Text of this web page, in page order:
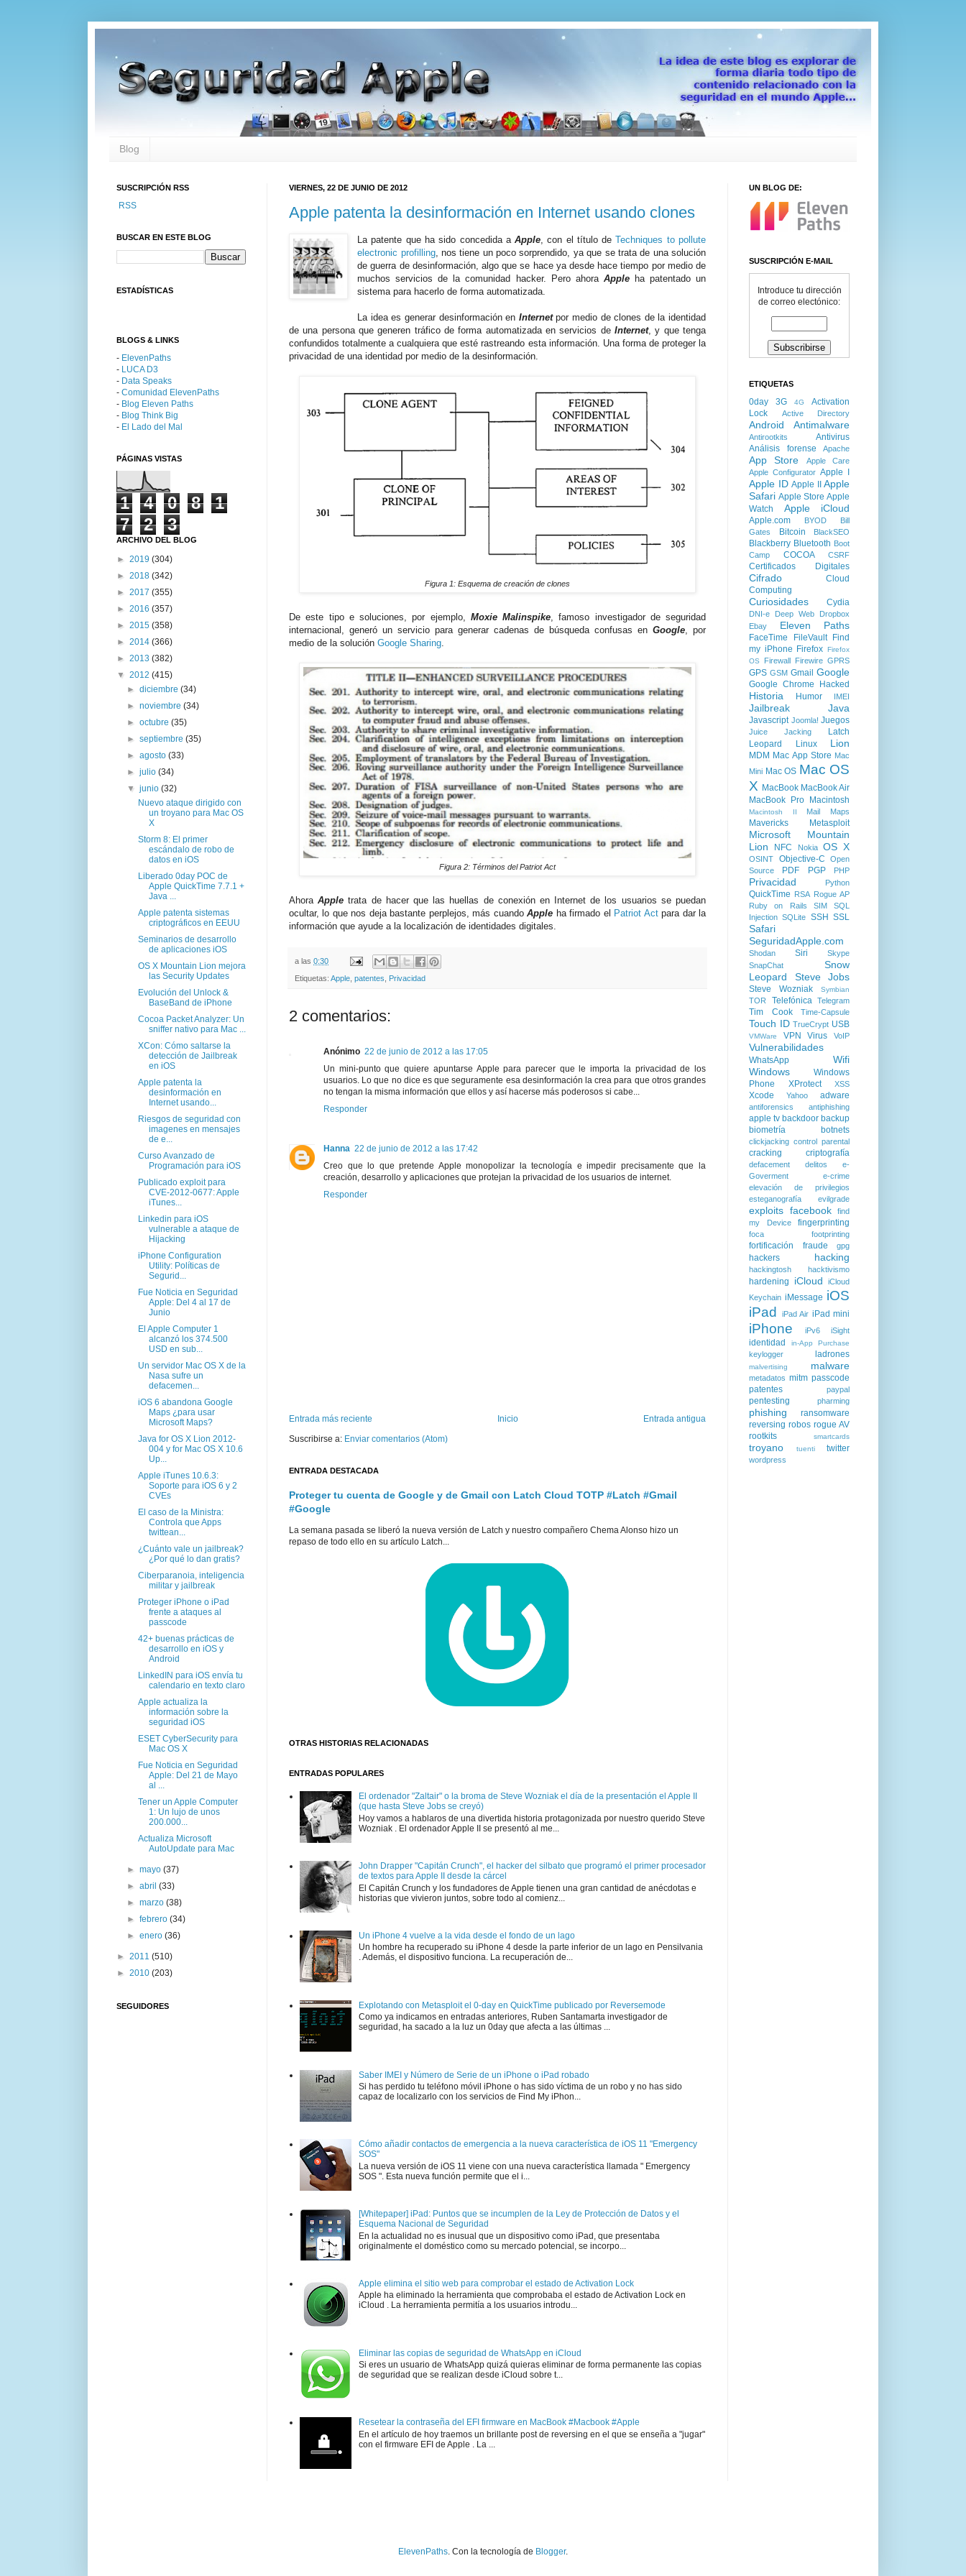
Blog
VIERNES, 22 DE JUNIO DE 2012
Apple patenta la desinformación en Internet usando clones
La patente que ha sido concedida aApple, con el título deTechniques to pollute
electronic profilling, nos tiene un poco sorprendido, ya que se trata de una solución
de guerra de desinformación, algo que se hace ya desde hace tiempo por medio de
muchos servicios de la comunidad hacker. Pero ahora Apple ha patentado un
sistema para hacerlo de forma automatizada.
La idea es generar desinformación en Internetpor medio de clones de la identidad
de una persona que generen tráfico de forma automatizada en servicios de Internet, y que tenga
confundidos totalmente a cualquiera que esté rastreando esta información. Una forma de proteger la
privacidad de una identidad por medio de la desinformación.
Figura 1: Esquema de creación de clones
De este tipo e soluciones, por ejemplo, Moxie Malinspike, famoso investigador de seguridad
internacional, generó un servicio para generar cadenas de búsqueda confusas en Google, por
medio de la solución Google Sharing.
Figura 2: Términos del Patriot Act
AhoraApple trata de hacer que las huellas de conexión en Internet de los usuarios se puedan
ocultar, lo que nos deja bastante perplejos, más cuandoApple ha firmado el Patriot Actpara dar la
información que ayude a la localización de identidades digitales.
a las 0:30
Etiquetas: Apple patentes Privacidad
2 comentarios:
Anónimo 22 de junio de 2012 a las 17:05
Un mini-punto que quiere apuntarse Apple para parecer que le importa la privacidad de los
usuarios. Lo que no dice es que seguramente esa desinformación la crea para que otros grandes
no tengan la misma información que ellos y así hacerse más poderosos si cabe...
Responder
Hanna 22 de junio de 2012 a las 17:42
Creo que lo que pretende Apple monopolizar la tecnología e impedir precisamente que la
creación, desarrollo y aplicaciones que protejan la privacidad de los usuarios de internet.
Responder
Entrada más reciente Entrada antigua
Inicio
Suscribirse a: Enviar comentarios (Atom)
ENTRADA DESTACADA
Proteger tu cuenta de Google y de Gmail con Latch Cloud TOTP #Latch #Gmail
#Google
La semana pasada se liberó la nueva versión de Latch y nuestro compañero Chema Alonso hizo un
repaso de todo ello en su artículo Latch...
OTRAS HISTORIAS RELACIONADAS
ENTRADAS POPULARES
El ordenador "Zaltair" o la broma de Steve Wozniak el día de la presentación el Apple II
(que hasta Steve Jobs se creyó)
Hoy vamos a hablaros de una divertida historia protagonizada por nuestro querido Steve
Wozniak . El ordenador Apple II se presentó al me...
John Drapper "Capitán Crunch", el hacker del silbato que programó el primer procesador
de textos para Apple II desde la cárcel
El Capitán Crunch y los fundadores de Apple tienen una gran cantidad de anécdotas e
historias que vivieron juntos, sobre todo al comienz...
Un iPhone 4 vuelve a la vida desde el fondo de un lago
Un hombre ha recuperado su iPhone 4 desde la parte inferior de un lago en Pensilvania
. Además, el dispositivo funciona. La recuperación de...
Explotando con Metasploit el 0-day en QuickTime publicado por Reversemode
Como ya indicamos en entradas anteriores, Ruben Santamarta investigador de
seguridad, ha sacado a la luz un 0day que afecta a las últimas ...
Saber IMEI y Número de Serie de un iPhone o iPad robado
Si has perdido tu teléfono móvil iPhone o has sido víctima de un robo y no has sido
capaz de localizarlo con los servicios de Find My iPhon...
Cómo añadir contactos de emergencia a la nueva característica de iOS 11 "Emergency
SOS"
La nueva versión de iOS 11 viene con una nueva característica llamada " Emergency
SOS ". Esta nueva función permite que el i...
[Whitepaper] iPad: Puntos que se incumplen de la Ley de Protección de Datos y el
Esquema Nacional de Seguridad
En la actualidad no es inusual que un dispositivo como iPad, que presentaba
originalmente el doméstico como su mercado potencial, se incorpo...
Apple elimina el sitio web para comprobar el estado de Activation Lock
Apple ha eliminado la herramienta que comprobaba el estado de Activation Lock en
iCloud . La herramienta permitía a los usuarios introdu...
Eliminar las copias de seguridad de WhatsApp en iCloud
Si eres un usuario de WhatsApp quizá quieras eliminar de forma permanente las copias
de seguridad que se realizan desde iCloud sobre t...
Resetear la contraseña del EFI firmware en MacBook #Macbook #Apple
En el artículo de hoy traemos un brillante post de reversing en el que se enseña a "jugar"
con el firmware EFI de Apple . La ...
SUSCRIPCIÓN RSS
RSS
BUSCAR EN ESTE BLOG
ESTADÍSTICAS
BLOGS & LINKS
- ElevenPaths
- LUCA D3
- Data Speaks
- Comunidad ElevenPaths
- Blog Eleven Paths
- Blog Think Big
- El Lado del Mal
PÁGINAS VISTAS
1 4 0 8
1
7
2 3
ARCHIVO DEL BLOG
► 2019 (304)
► 2018 (342)
► 2017 (355)
► 2016 (357)
► 2015 (358)
► 2014 (366)
► 2013 (382)
▼ 2012 (415)
►diciembre(34)
►noviembre(34)
►octubre(35)
►septiembre(35)
►agosto(33)
►julio(34)
▼junio(32)
Nuevo ataque dirigido con
un troyano para Mac OS
X
Storm 8: El primer
escándalo de robo de
datos en iOS
Liberado 0day POC de
Apple QuickTime 7.7.1 +
Java ...
Apple patenta sistemas
criptográficos en EEUU
Seminarios de desarrollo
de aplicaciones iOS
OS X Mountain Lion mejora
las Security Updates
Evolución del Unlock &
BaseBand de iPhone
Cocoa Packet Analyzer: Un
sniffer nativo para Mac ...
XCon: Cómo saltarse la
detección de Jailbreak
en iOS
Apple patenta la
desinformación en
Internet usando...
Riesgos de seguridad con
imagenes en mensajes
de e...
Curso Avanzado de
Programación para iOS
Publicado exploit para
CVE-2012-0677: Apple
iTunes...
Linkedin para iOS
vulnerable a ataque de
Hijacking
iPhone Configuration
Utility: Políticas de
Segurid...
Fue Noticia en Seguridad
Apple: Del 4 al 17 de
Junio
El Apple Computer 1
alcanzó los 374.500
USD en sub...
Un servidor Mac OS X de la
Nasa sufre un
defacemen...
iOS 6 abandona Google
Maps ¿para usar
Microsoft Maps?
Java for OS X Lion 2012-
004 y for Mac OS X 10.6
Up...
Apple iTunes 10.6.3:
Soporte para iOS 6 y 2
CVEs
El caso de la Ministra:
Controla que Apps
twittean...
¿Cuánto vale un jailbreak?
¿Por qué lo dan gratis?
Ciberparanoia, inteligencia
militar y jailbreak
Proteger iPhone o iPad
frente a ataques al
passcode
42+ buenas prácticas de
desarrollo en iOS y
Android
LinkedIN para iOS envía tu
calendario en texto claro
Apple actualiza la
información sobre la
seguridad iOS
ESET CyberSecurity para
Mac OS X
Fue Noticia en Seguridad
Apple: Del 21 de Mayo
al ...
Tener un Apple Computer
1: Un lujo de unos
200.000...
Actualiza Microsoft
AutoUpdate para Mac
►mayo(37)
►abril(33)
►marzo(38)
►febrero(34)
►enero(36)
► 2011 (510)
► 2010 (203)
SEGUIDORES
UN BLOG DE:
SUSCRIPCIÓN E-MAIL
Introduce tu dirección
de correo electónico:
ETIQUETAS
0day 3G 4G
Activation
Lock
Active Directory
Android Antimalware
Antirootkits
Antivirus
Análisis forense
Apache
App Store
Apple Care
Apple Configurator Apple I
Apple ID Apple II
Apple
Safari Apple Store Apple
Watch
Apple iCloud
Apple.com BYOD
Bill
Gates
Bitcoin BlackSEO
Blackberry Bluetooth Boot
Camp
COCOA CSRF
Certificados Digitales
Cifrado
Cloud
Computing
Curiosidades Cydia
DNI-e Deep Web
Dropbox
Ebay
Eleven Paths
FaceTime FileVault
Find
my iPhone Firefox Firefox
OS
Firewall Firewire GPRS
GPS GSM Gmail Google
Google Chrome Hacked
Historia Humor IMEI
Jailbreak Java
Javascript Joomla! Juegos
Juice Jacking
Latch
Leopard
Linux Lion
MDM Mac App Store Mac
Mini Mac OS Mac OS
X MacBook MacBook Air
MacBook Pro
Macintosh
Macintosh II Mail Maps
Mavericks Metasploit
Microsoft
Mountain
Lion
NFC Nokia OS X
OSINT Objective-C
Open
Source
PDF PGP PHP
Privacidad Python
QuickTime RSA Rogue AP
Ruby on Rails
SIM
SQL
Injection SQLite SSH SSL
Safari
SeguridadApple.com
Shodan Siri
Skype
SnapChat
Snow
Leopard
Steve Jobs
Steve Wozniak Symbian
TOR Telefónica Telegram
Tim Cook Time-Capsule
Touch ID TrueCrypt USB
VMWare VPN Virus VoIP
Vulnerabilidades
WhatsApp
Wifi
Windows
Windows
Phone
XProtect XSS
Xcode Yahoo adware
antiforensics antiphishing
apple tv backdoor backup
biometría
botnets
clickjacking control parental
cracking criptografía
defacement delitos
e-
Goverment
e-crime
elevación de privilegios
esteganografía
evilgrade
exploits facebook
find
my Device
fingerprinting
foca footprinting
fortificación fraude gpg
hackers hacking
hackingtosh hacktivismo
hardening iCloud
iCloud
Keychain iMessage iOS
iPad
iPad Air iPad mini
iPhone iPv6 iSight
identidad in-App Purchase
keylogger ladrones
malvertising malware
metadatos mitm passcode
patentes
paypal
pentesting pharming
phishing
ransomware
reversing robos rogue AV
rootkits
smartcards
troyano tuenti twitter
wordpress
ElevenPaths. Con la tecnología de Blogger.